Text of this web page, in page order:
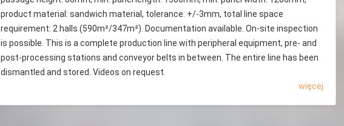
product material: sandwich material, tolerance: +/-3mm, total line space
requirement: 2 halls (590m²/347m²). Documentation available. On-site inspection
is possible. This is a complete production line with peripheral equipment, pre- and
post-processing stations and conveyor belts in between. The entire line has been
dismantled and stored. Videos on request.
więcej